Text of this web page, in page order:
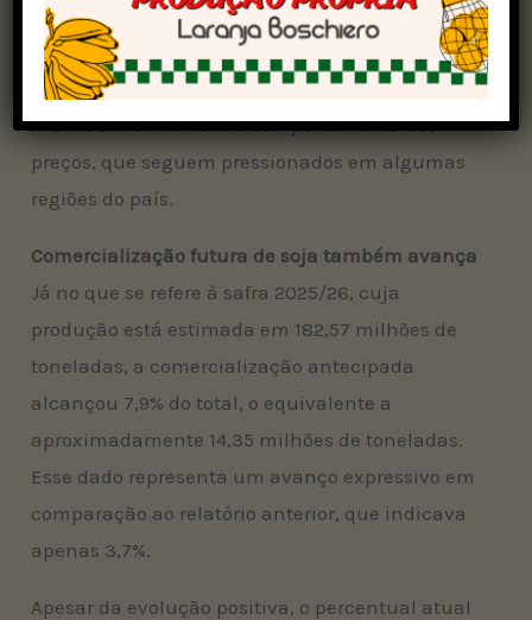
movimentação mais lenta por parte dos
produtores, possivelmente relacionada à
volatilidade do mercado internacional,
incertezas climáticas e comportamento dos
preços, que seguem pressionados em algumas
regiões do país.
Comercialização futura de soja também avança
Já no que se refere à safra 2025/26, cuja
produção está estimada em 182,57 milhões de
toneladas, a comercialização antecipada
alcançou 7,9% do total, o equivalente a
aproximadamente 14,35 milhões de toneladas.
Esse dado representa um avanço expressivo em
comparação ao relatório anterior, que indicava
apenas 3,7%.
Apesar da evolução positiva, o percentual atual